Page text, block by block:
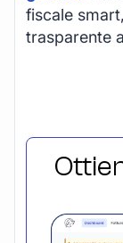
fiscale
trasparente